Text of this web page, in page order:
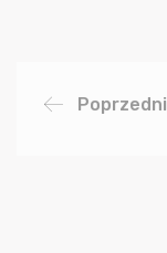
Poprzedni